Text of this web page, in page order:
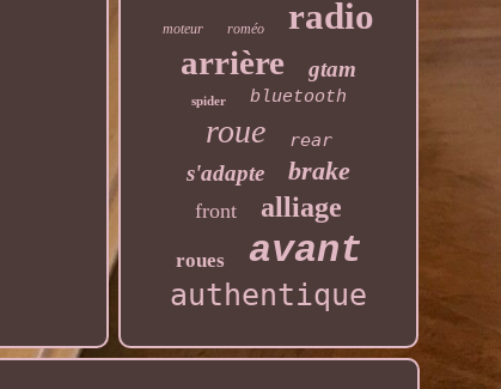
moteur roméo radio
arrière gtam
spider bluetooth
roue rear
s'adapte brake
front alliage
roues avant
authentique